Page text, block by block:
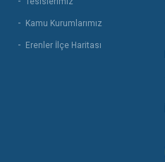
Kamu Kurumlarımız
Erenler İlçe Haritası